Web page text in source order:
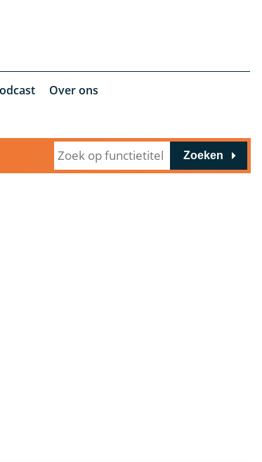
Over ons
Zoeken